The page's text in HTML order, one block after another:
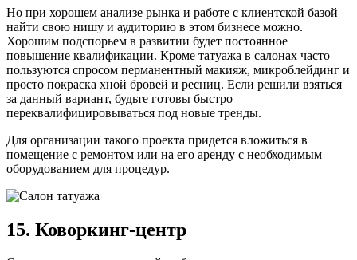
Но при хорошем анализе рынка и работе с клиентской базой
найти свою нишу и аудиторию в этом бизнесе можно.
Хорошим подспорьем в развитии будет постоянное
повышение квалификации. Кроме татуажа в салонах часто
пользуются спросом перманентный макияж, микроблейдинг и
просто покраска хной бровей и ресниц. Если решили взяться
за данный вариант, будьте готовы быстро
переквалифицировываться под новые тренды.
Для организации такого проекта придется вложиться в
помещение с ремонтом или на его аренду с необходимым
оборудованием для процедур.
15. Коворкинг-центр